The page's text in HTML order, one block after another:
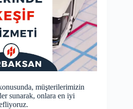
müşterilerimizin
sunarak, onlara en iyi